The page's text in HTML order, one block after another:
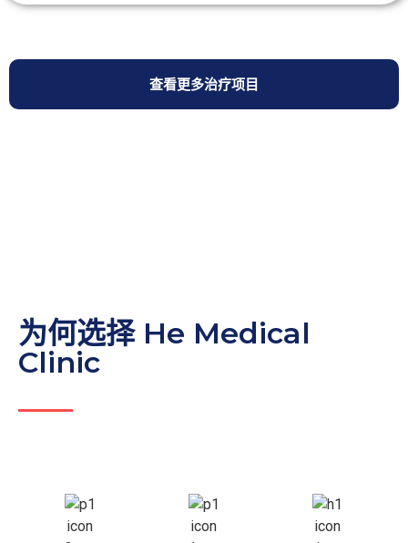
查看更多治疗项目
为何选择 He Medical
Clinic